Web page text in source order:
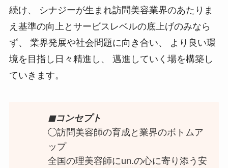
続け、 シナジーが生まれ訪問美容業界のあたりま
え基準の向上とサービスレベルの底上げのみなら
ず、 業界発展や社会問題に向き合い、 より良い環
境を目指し日々精進し、 邁進していく場を構築し
ていきます。
◼コンセプト
◯訪問美容師の育成と業界のボトムア
ップ
全国の理美容師にun.の心に寄り添う安